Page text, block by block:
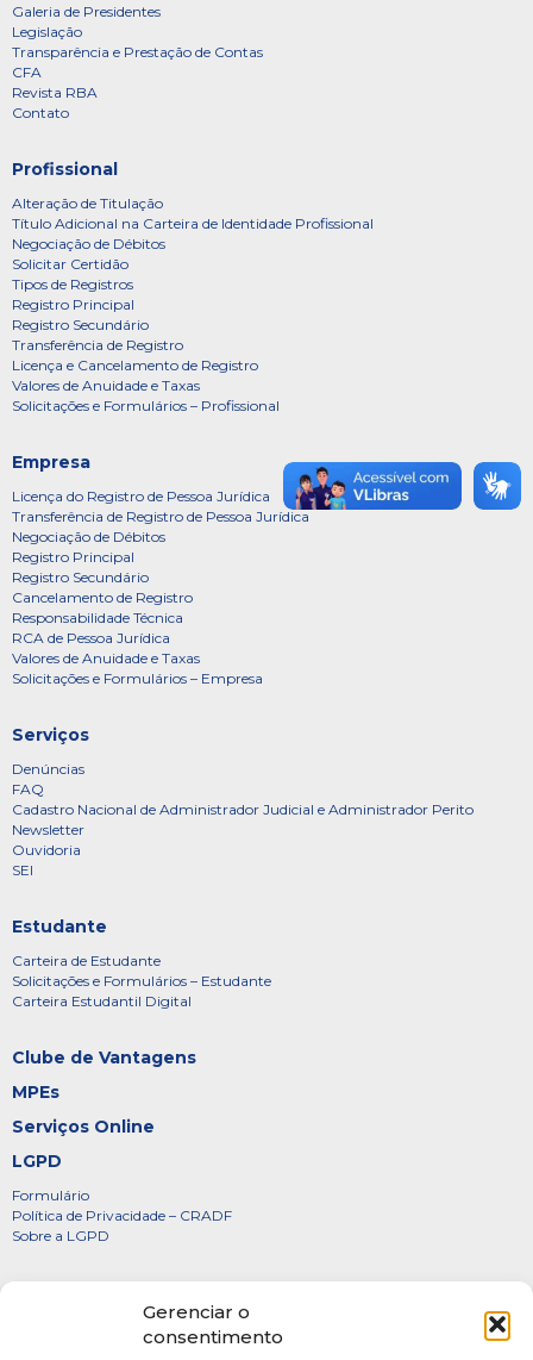
Gerenciar o
consentimento
Galeria de Presidentes
Legislação
Transparência e Prestação de Contas
CFA
Revista RBA
Contato
Profissional
Alteração de Titulação
Título Adicional na Carteira de Identidade Profissional
Negociação de Débitos
Solicitar Certidão
Tipos de Registros
Registro Principal
Registro Secundário
Transferência de Registro
Licença e Cancelamento de Registro
Valores de Anuidade e Taxas
Solicitações e Formulários – Profissional
Empresa
Licença do Registro de Pessoa Jurídica
Transferência de Registro de Pessoa Jurídica
Negociação de Débitos
Registro Principal
Registro Secundário
Cancelamento de Registro
Responsabilidade Técnica
RCA de Pessoa Jurídica
Valores de Anuidade e Taxas
Solicitações e Formulários – Empresa
Serviços
Denúncias
FAQ
Cadastro Nacional de Administrador Judicial e Administrador Perito
Newsletter
Ouvidoria
SEI
Estudante
Carteira de Estudante
Solicitações e Formulários – Estudante
Carteira Estudantil Digital
Clube de Vantagens
MPEs
Serviços Online
LGPD
Formulário
Política de Privacidade – CRADF
Sobre a LGPD